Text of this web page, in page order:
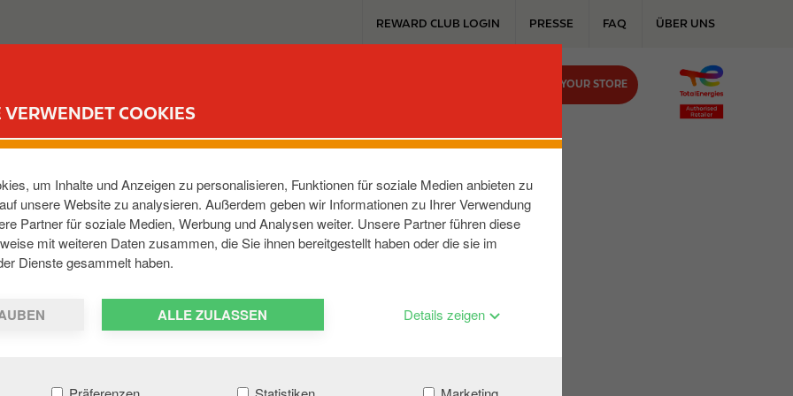
VERWENDET COOKIES
um Inhalte und Anzeigen zu personalisieren, Funktionen für soziale Medien anbieten zu
unsere Website zu analysieren. Außerdem geben wir Informationen zu Ihrer Verwendung
Partner für soziale Medien, Werbung und Analysen weiter. Unsere Partner führen diese
mit weiteren Daten zusammen, die Sie ihnen bereitgestellt haben oder die sie im
Dienste gesammelt haben.
ALLE ZULASSEN Details zeigen
u
REWARD CLUB LOGIN PRESSE FAQ ÜBER UNS
FIND YOUR STORE
STR
,69509,DE